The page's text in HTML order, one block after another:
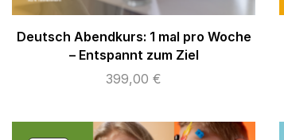
Deutsch Abendkurs: 1 mal pro Woche
– Entspannt zum Ziel
399,00 €